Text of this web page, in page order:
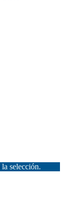
selección.